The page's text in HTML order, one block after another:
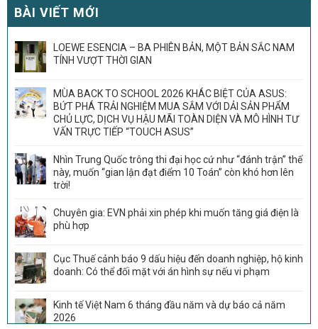
BÀI VIẾT MỚI
LOEWE ESENCIA – BA PHIÊN BẢN, MỘT BẢN SẮC NAM
TÍNH VƯỢT THỜI GIAN
MÙA BACK TO SCHOOL 2026 KHÁC BIỆT CỦA ASUS:
BỨT PHÁ TRẢI NGHIỆM MUA SẮM VỚI DẢI SẢN PHẨM
CHỦ LỰC, DỊCH VỤ HẬU MÃI TOÀN DIỆN VÀ MÔ HÌNH TƯ
VẤN TRỰC TIẾP “TOUCH ASUS”
Nhìn Trung Quốc trông thi đại học cứ như “đánh trận” thế
này, muốn “gian lận đạt điểm 10 Toán” còn khó hơn lên
trời!
Chuyên gia: EVN phải xin phép khi muốn tăng giá điện là
phù hợp
Cục Thuế cảnh báo 9 dấu hiệu đến doanh nghiệp, hộ kinh
doanh: Có thể đối mặt với án hình sự nếu vi phạm
Kinh tế Việt Nam 6 tháng đầu năm và dự báo cả năm
2026